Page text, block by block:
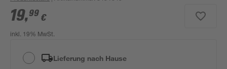
19,99 €
inkl. 19% MwSt.
Lieferung nach Hause